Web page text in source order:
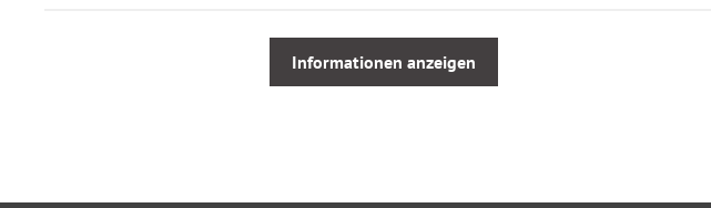
Personalvertretungsrecht Fürsorge/Beihilferecht
Informationen anzeigen